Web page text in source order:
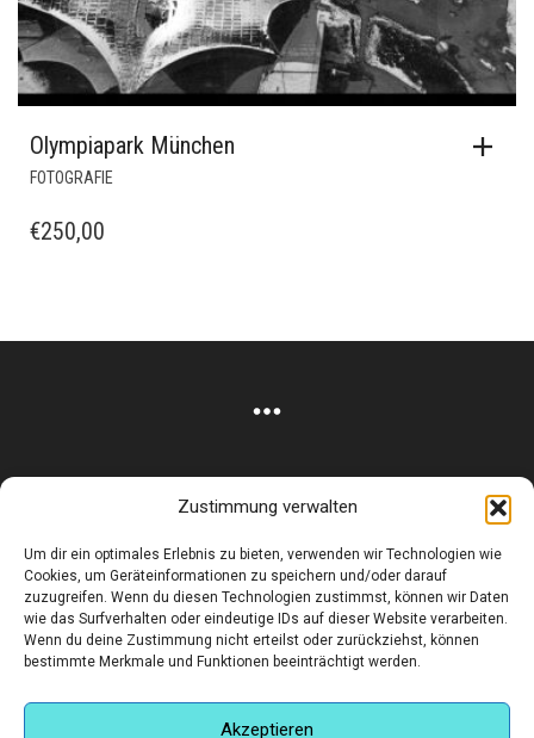
Zustimmung verwalten
Um dir ein optimales Erlebnis zu bieten, verwenden wir Technologien wie
Cookies, um Geräteinformationen zu speichern und/oder darauf
zuzugreifen. Wenn du diesen Technologien zustimmst, können wir Daten
wie das Surfverhalten oder eindeutige IDs auf dieser Website verarbeiten.
Wenn du deine Zustimmung nicht erteilst oder zurückziehst, können
bestimmte Merkmale und Funktionen beeinträchtigt werden.
Akzeptieren
Olympiapark München
FOTOGRAFIE
€250,00
Corneliusstr. 19, München, 80469, Germany
Telefon: +49 (0)89 552 985 72
Öffnungszeiten: Di. - FR. 11.00 –19.30 UHR · SA. 11.00 –18.00
UHR
Impressum
Datenschutz AGB
Hilfe & Kontakt
Finden Sie eine Unterkunft in München